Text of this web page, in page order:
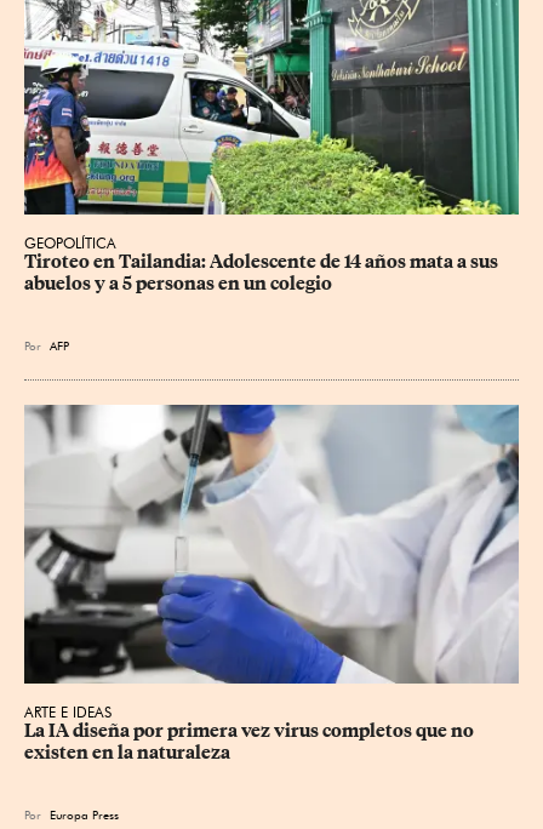
GEOPOLÍTICA
Tiroteo en Tailandia: Adolescente de 14 años mata a sus
abuelos y a 5 personas en un colegio
Por AFP
ARTE E IDEAS
La IA diseña por primera vez virus completos que no
existen en la naturaleza
Por Europa Press